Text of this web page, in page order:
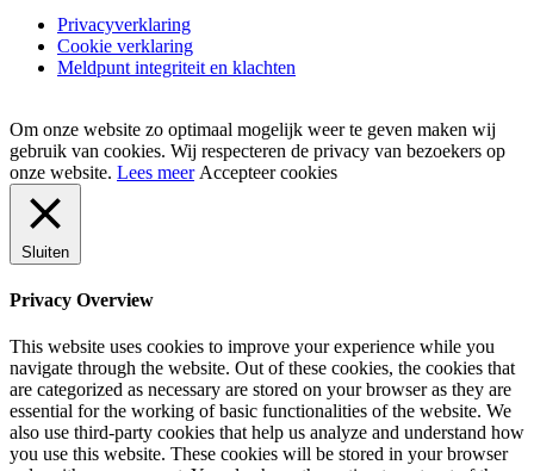
Privacyverklaring
Cookie verklaring
Meldpunt integriteit en klachten
Om onze website zo optimaal mogelijk weer te geven maken wij
gebruik van cookies. Wij respecteren de privacy van bezoekers op
onze website. Lees meer Accepteer cookies
Sluiten
Privacy Overview
This website uses cookies to improve your experience while you
navigate through the website. Out of these cookies, the cookies that
are categorized as necessary are stored on your browser as they are
essential for the working of basic functionalities of the website. We
also use third-party cookies that help us analyze and understand how
you use this website. These cookies will be stored in your browser